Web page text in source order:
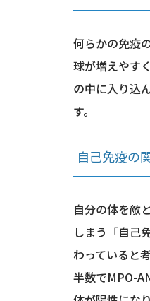
何らかの免疫
球が増えやす
の中に入り込
す。
自己免疫の
自分の体を敵
しまう「自己
わっていると
半数でMPO-